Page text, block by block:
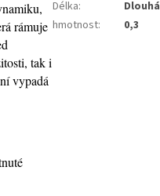
rámuje
tak i
vypadá
Délka:
Dlouhá
hmotnost: 0,3